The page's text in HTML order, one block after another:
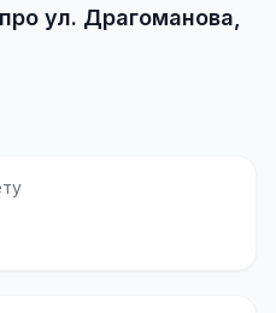
ул. Драгоманова,